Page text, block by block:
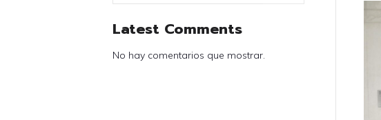
Latest Comments
No hay comentarios que mostrar.